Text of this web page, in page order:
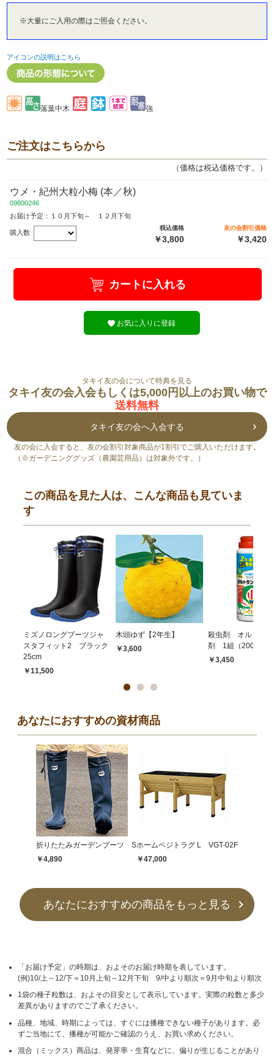
※大量にご入用の際はご照会ください。
アイコンの説明はこちら
落葉中木 強
ご注文はこちらから
（価格は税込価格です。）
ウメ・紀州大粒小梅 (本／秋)
09800246
お届け予定：１０月下旬～ １２月下旬
購入数
税込価格
￥3,800
友の会割引価格
￥3,420
カートに入れる
お気に入りに登録
タキイ友の会について特典を見る
タキイ友の会入会もしくは5,000円以上のお買い物で
送料無料
タキイ友の会へ入会する
友の会に入会すると、友の会割引対象商品が1割引でご購入いただけます。
（※ガーデニンググッズ（農園芸用品）は対象外です。）
この商品を見た人は、こんな商品も見ていま
す
ミズノロングブーツジャ
スタフィット2 ブラック
25cm
￥11,500
木頭ゆず【2年生】
￥3,600
殺虫剤 オルトラ
剤 1組（200g×2
￥3,450
あなたにおすすめの資材商品
折りたたみガーデンブーツ S
￥4,890
ホームベジトラグ L VGT-02F
￥47,000
あなたにおすすめの商品をもっと見る
「お届け予定」の時期は、およそのお届け時期を表しています。
(例)10/上～12/下＝10月上旬～12月下旬 9/中より順次＝9月中旬より順次
1袋の種子粒数は、およその目安として表示しています。実際の粒数と多少
差異がありますのでご了承ください。
品種、地域、時期によっては、すぐには播種できない種子があります。必
ずご当地にて、播種が可能かご確認のうえ、お買い求めください。
混合（ミックス）商品は、発芽率・生育などに、偏りが生じることがあり